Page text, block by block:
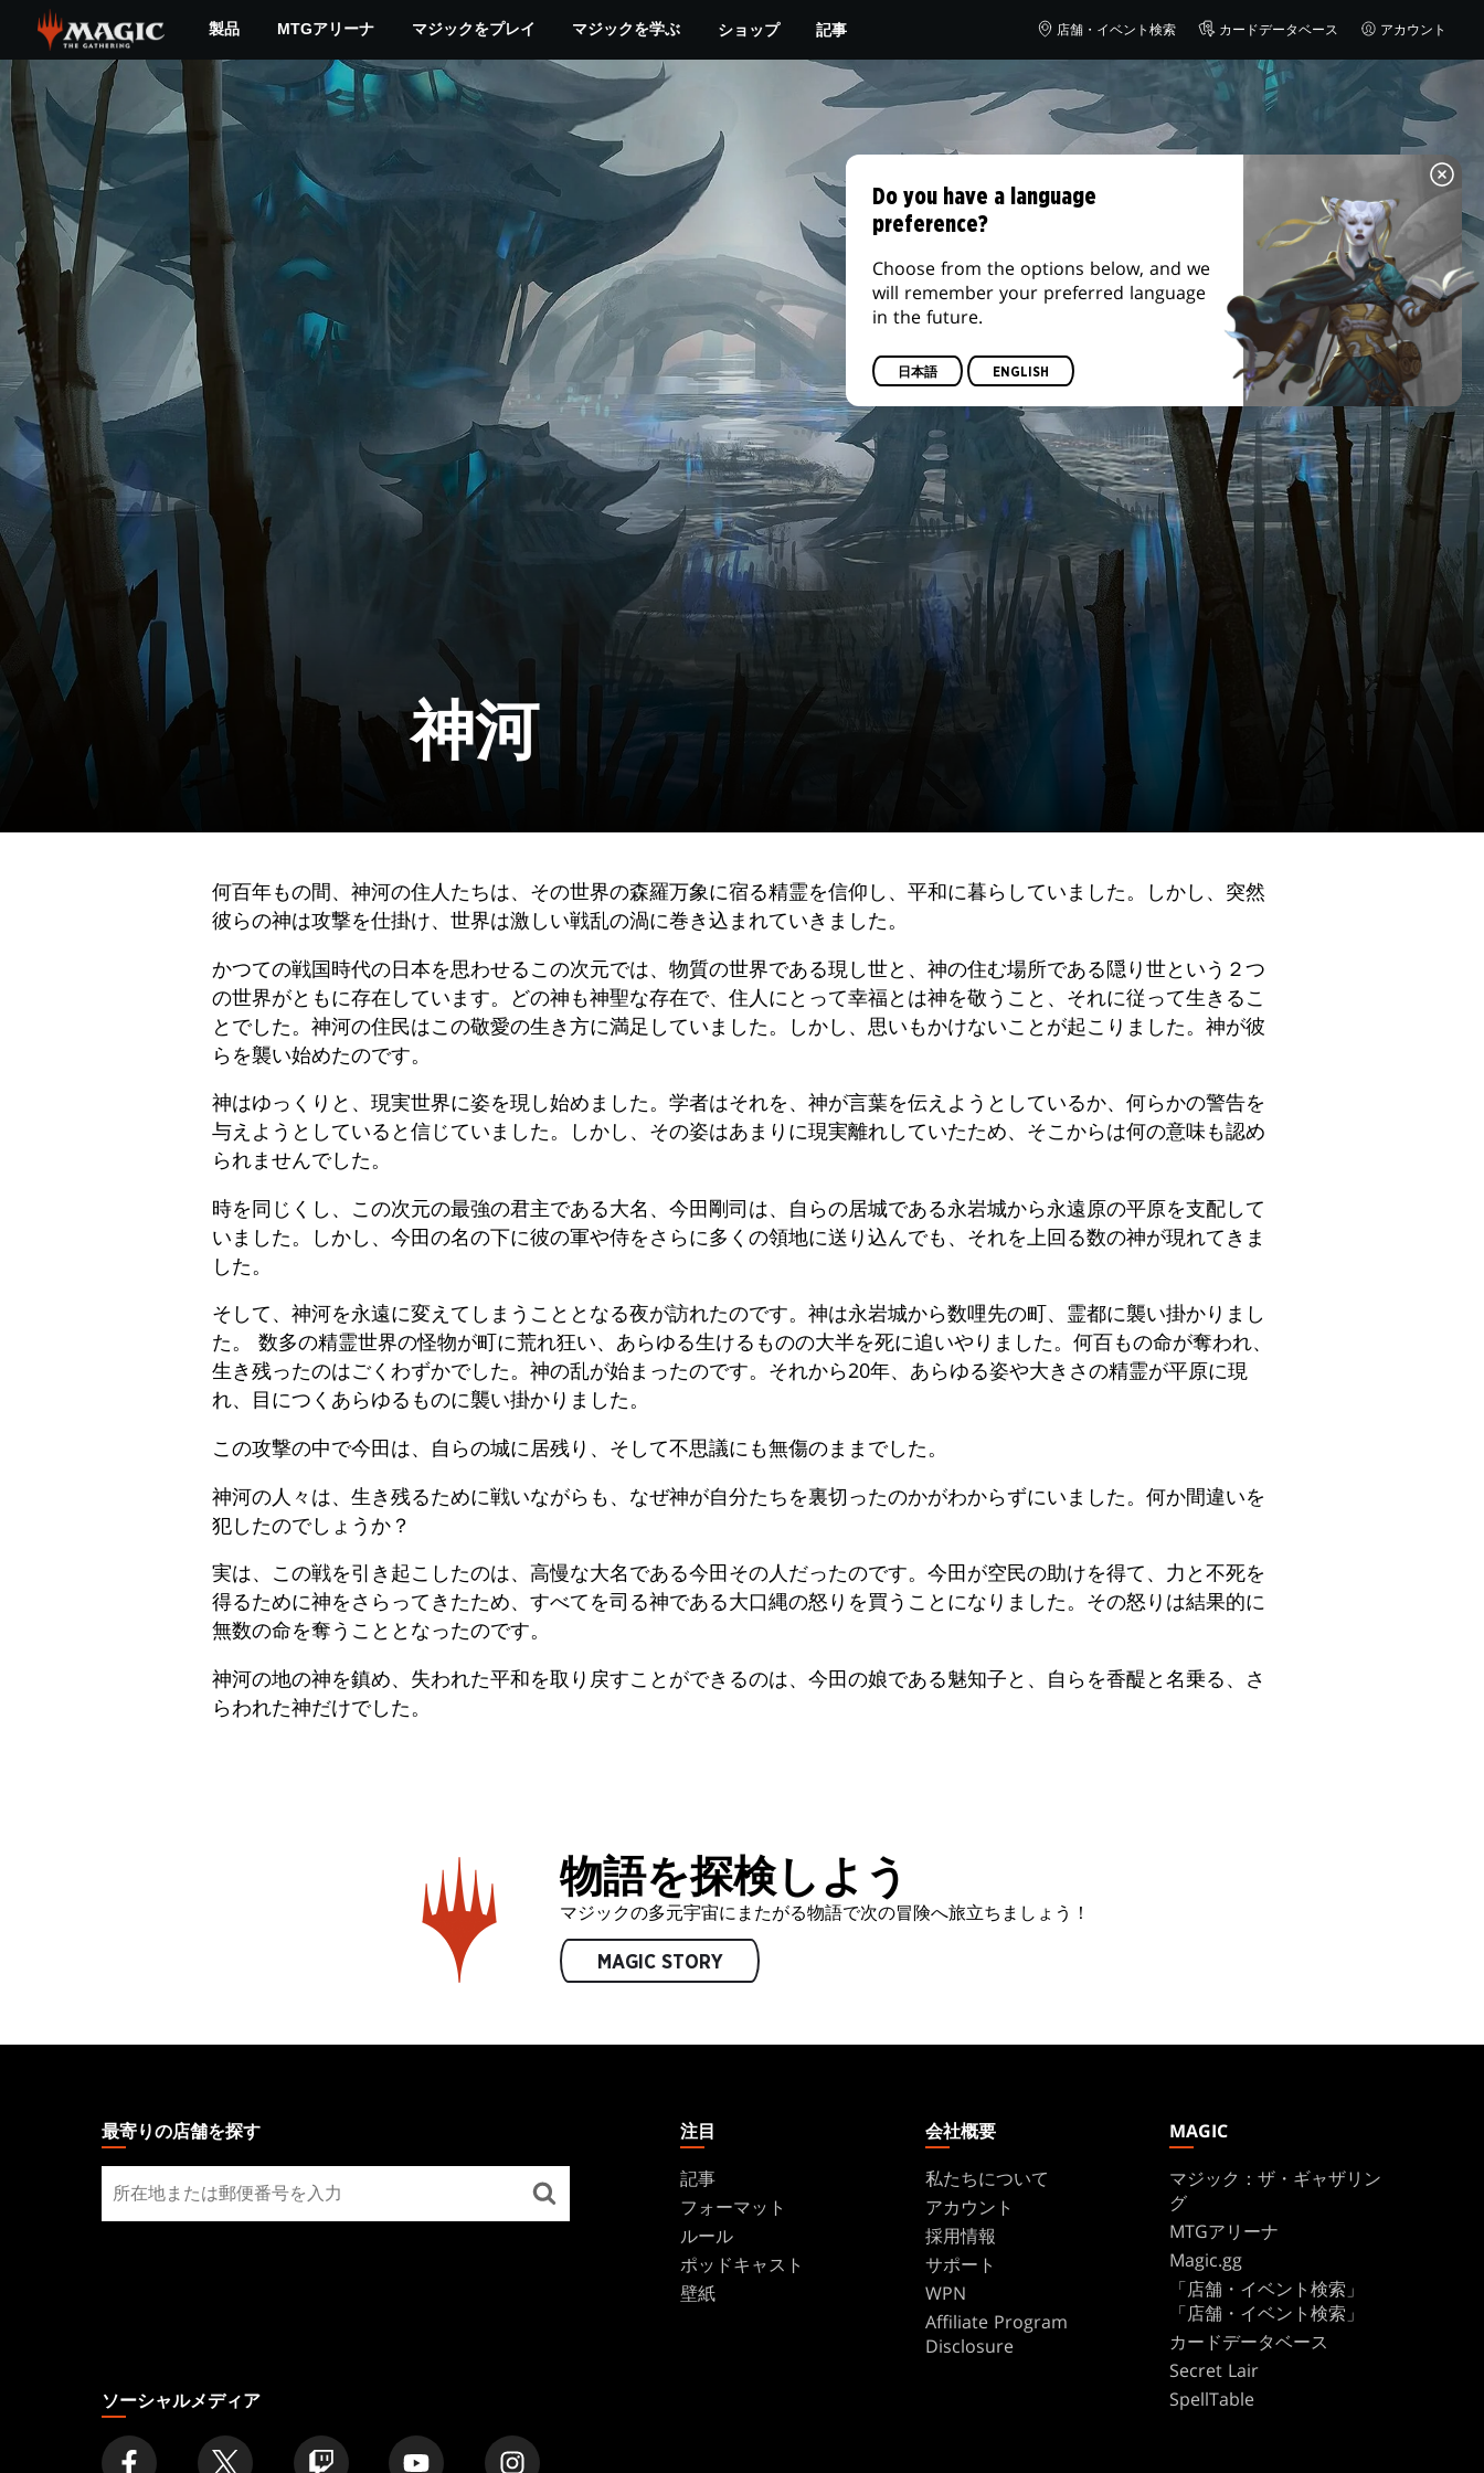
main
content
製品 MTGアリーナ マジックをプレイ マジックを学ぶ ショップ 記事 店舗・イベント検索 カードデータベース アカウント
神河
何百年もの間、神河の住人たちは、その世界の森羅万象に宿る精霊を信仰し、平和に暮らしていました。しかし、突然
彼らの神は攻撃を仕掛け、世界は激しい戦乱の渦に巻き込まれていきました。
かつての戦国時代の日本を思わせるこの次元では、物質の世界である現し世と、神の住む場所である隠り世という２つ
の世界がともに存在しています。どの神も神聖な存在で、住人にとって幸福とは神を敬うこと、それに従って生きるこ
とでした。神河の住民はこの敬愛の生き方に満足していました。しかし、思いもかけないことが起こりました。神が彼
らを襲い始めたのです。
神はゆっくりと、現実世界に姿を現し始めました。学者はそれを、神が言葉を伝えようとしているか、何らかの警告を
与えようとしていると信じていました。しかし、その姿はあまりに現実離れしていたため、そこからは何の意味も認め
られませんでした。
時を同じくし、この次元の最強の君主である大名、今田剛司は、自らの居城である永岩城から永遠原の平原を支配して
いました。しかし、今田の名の下に彼の軍や侍をさらに多くの領地に送り込んでも、それを上回る数の神が現れてきま
した。
そして、神河を永遠に変えてしまうこととなる夜が訪れたのです。神は永岩城から数哩先の町、霊都に襲い掛かりまし
た。 数多の精霊世界の怪物が町に荒れ狂い、あらゆる生けるものの大半を死に追いやりました。何百もの命が奪われ、
生き残ったのはごくわずかでした。神の乱が始まったのです。それから20年、あらゆる姿や大きさの精霊が平原に現
れ、目につくあらゆるものに襲い掛かりました。
この攻撃の中で今田は、自らの城に居残り、そして不思議にも無傷のままでした。
神河の人々は、生き残るために戦いながらも、なぜ神が自分たちを裏切ったのかがわからずにいました。何か間違いを
犯したのでしょうか？
実は、この戦を引き起こしたのは、高慢な大名である今田その人だったのです。今田が空民の助けを得て、力と不死を
得るために神をさらってきたため、すべてを司る神である大口縄の怒りを買うことになりました。その怒りは結果的に
無数の命を奪うこととなったのです。
神河の地の神を鎮め、失われた平和を取り戻すことができるのは、今田の娘である魅知子と、自らを香醍と名乗る、さ
らわれた神だけでした。
物語を探検しよう
マジックの多元宇宙にまたがる物語で次の冒険へ旅立ちましょう！
MAGIC STORY
GATHERING最寄りの店舗を探す
寄
り
ソーシャルメディア
注目
記事
フォーマット
ルール
ポッドキャスト
壁紙
会社概要
私たちについて
アカウント
採用情報
サポート
WPN
Affiliate Program
Disclosure
MAGIC
マジック：ザ・ギャザリン
グ
MTGアリーナ
Magic.gg
「店舗・イベント検索」
「店舗・イベント検索」
カードデータベース
Secret Lair
SpellTable
Do you have a language
preference?
Choose from the options below, and we
will remember your preferred language
in the future.
日本語 ENGLISH